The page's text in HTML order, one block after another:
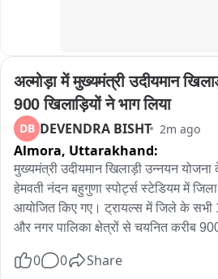
अल्मोड़ा में मुख्यमंत्री उदीयमान
900 खिलाड़ियों ने भाग लिया
DB DEVENDRA BISHT 2m ago
Almora, Uttarakhand:
मुख्यमंत्री उदीयमान खिलाड़ी उन्नयन
हेमवती नंदन बहुगुणा स्पोर्ट्स स्टेडियम में
आयोजित किए गए। ट्रायल्स में जिले के सभी
और नगर पालिका क्षेत्रों से चयनित करीब
बालिकाओं सहित कुल 300 खिलाड़ियों का
0 0 Share